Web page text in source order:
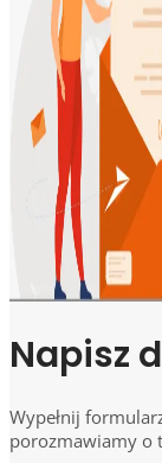
Napisz
Wypełnij
porozmawiamy o